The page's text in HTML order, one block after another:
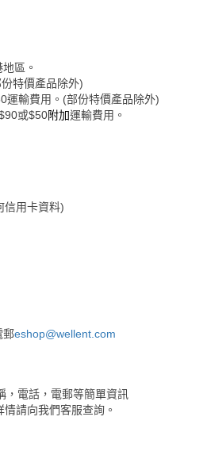
區。
特價產品除外)
運輸費用。(部份特價產品除外)
或$50附加運輸費用。
信用卡資料)
郵eshop@wellent.com
電話，電郵等簡單資訊
請向我們客服查詢。